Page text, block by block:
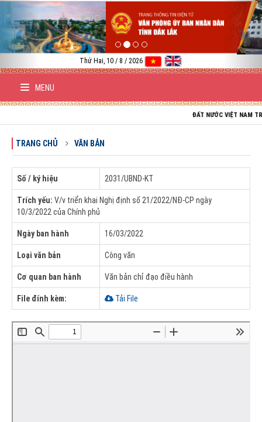
Previous
Thứ Hai, 10 / 8 / 2026
MENU
ĐẤT NƯỚC VIỆT NAM TRƯỜNG
TRANG CHỦ VĂN BẢN
Số / ký hiệu 2031/UBND-KT
Trích yếu: V/v triển khai Nghị định số 21/2022/NĐ-CP ngày
10/3/2022 của Chính phủ
Ngày ban hành 16/03/2022
Loại văn bản Công văn
Cơ quan ban hành Văn bản chỉ đạo điều hành
File đính kèm: Tải File